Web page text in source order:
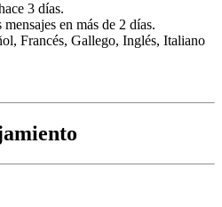
3 días.
en más de 2 días.
Francés, Gallego, Inglés, Italiano